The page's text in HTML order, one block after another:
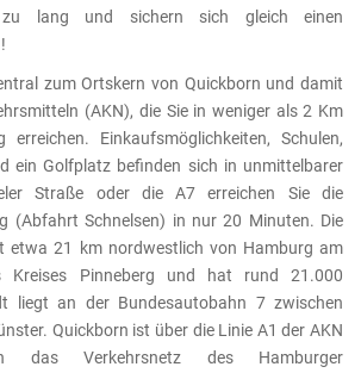
lang und sichern sich gleich einen
zum Ortskern von Quickborn und damit
(AKN), die Sie in weniger als 2 Km
erreichen. Einkaufsmöglichkeiten, Schulen,
ein Golfplatz befinden sich in unmittelbarer
Straße oder die A7 erreichen Sie die
(Abfahrt Schnelsen) in nur 20 Minuten. Die
etwa 21 km nordwestlich von Hamburg am
Kreises Pinneberg und hat rund 21.000
liegt an der Bundesautobahn 7 zwischen
Quickborn ist über die Linie A1 der AKN
das Verkehrsnetz des Hamburger